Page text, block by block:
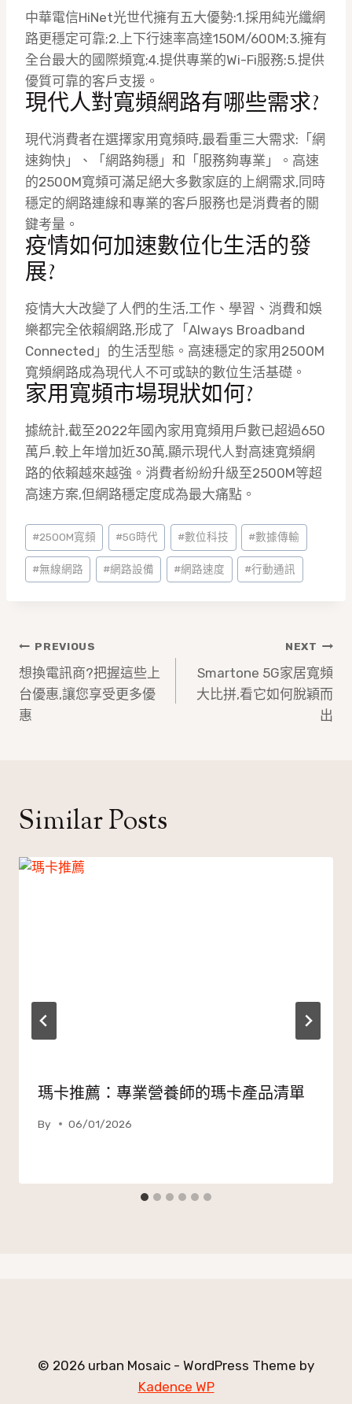
中華電信HiNet光世代擁有五大優勢:1.採用純光纖網
路更穩定可靠;2.上下行速率高達150M/600M;3.擁有
全台最大的國際頻寬;4.提供專業的Wi-Fi服務;5.提供
優質可靠的客戶支援。
現代人對寬頻網路有哪些需求?
現代消費者在選擇家用寬頻時,最看重三大需求:「網
速夠快」、「網路夠穩」和「服務夠專業」。高速
的2500M寬頻可滿足絕大多數家庭的上網需求,同時
穩定的網路連線和專業的客戶服務也是消費者的關
鍵考量。
疫情如何加速數位化生活的發
展?
疫情大大改變了人們的生活,工作、學習、消費和娛
樂都完全依賴網路,形成了「Always Broadband
Connected」的生活型態。高速穩定的家用2500M
寬頻網路成為現代人不可或缺的數位生活基礎。
家用寬頻市場現狀如何?
據統計,截至2022年國內家用寬頻用戶數已超過650
萬戶,較上年增加近30萬,顯示現代人對高速寬頻網
路的依賴越來越強。消費者紛紛升級至2500M等超
高速方案,但網路穩定度成為最大痛點。
Post
Tags:
#2500M寬頻 #5G時代 #數位科技 #數據傳輸
#無線網路 #網路設備 #網路速度 #行動通訊
文
章
導
PREVIOUS
想換電訊商?把握這些上
台優惠,讓您享受更多優
惠
NEXT
Smartone 5G家居寬頻
大比拼,看它如何脫穎而
出
Similar Posts
瑪卡推薦：專業營養師的瑪卡產品清單
By 06/01/2026
© 2026 urban Mosaic - WordPress Theme by
Kadence WP